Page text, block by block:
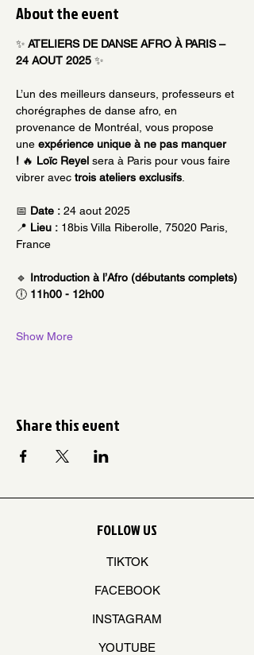
About the event
✨ ATELIERS DE DANSE AFRO À PARIS –
24 AOUT 2025 ✨
L’un des meilleurs danseurs, professeurs et
chorégraphes de danse afro, en
provenance de Montréal, vous propose
une expérience unique à ne pas manquer
! 🔥 Loïc Reyel sera à Paris pour vous faire
vibrer avec trois ateliers exclusifs
📅 Date : 24 aout 2025
📍 Lieu : 18bis Villa Riberolle, 75020 Paris,
France
🔹 Introduction à l’Afro (débutants complets)
🕕 11h00 - 12h00
Show More
Share this event
FOLLOW US
TIKTOK
FACEBOOK
INSTAGRAM
YOUTUBE